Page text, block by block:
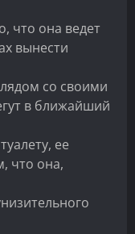
что она ведет
вынести
со своими
в ближайший
ее
что она,